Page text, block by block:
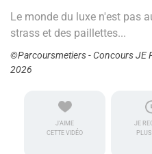
Le monde du luxe n'est pas
strass et des paillettes...
©Parcoursmetiers - Concours JE
2026
J'AIME
CETTE VIDÉO
JE